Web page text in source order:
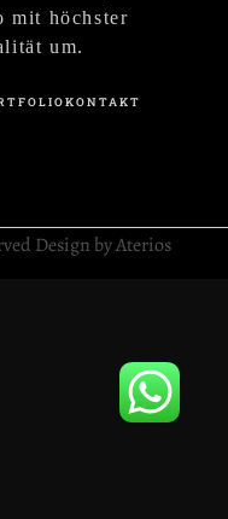
mit höchster
um.
KONTAKT
Design by Aterios